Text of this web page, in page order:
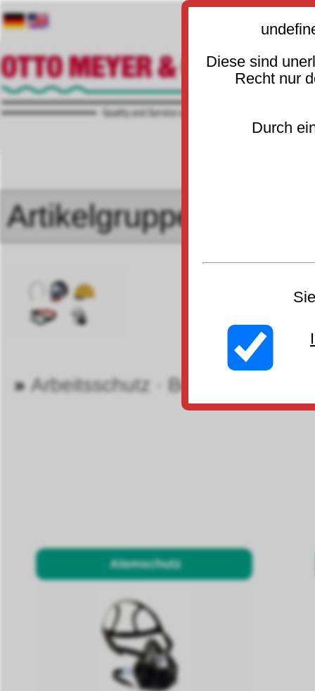
» Arbeitsschutz ·
Atemschutz
Diese sind
Recht nur
Durch